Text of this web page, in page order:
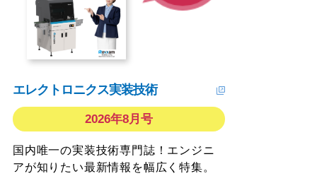
エレクトロニクス実装技術
2026年8月号
国内唯一の実装技術専門誌！エンジニ
アが知りたい最新情報を幅広く特集。